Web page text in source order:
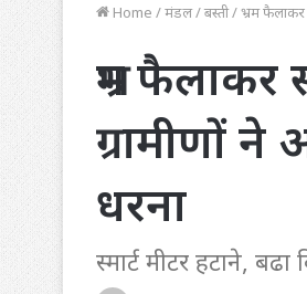
Home /मंडल/बस्ती/भ्रम फैलाकर
भ्रम फैलाकर
ग्रामीणों ने
धरना
स्मार्ट मीटर हटाने,